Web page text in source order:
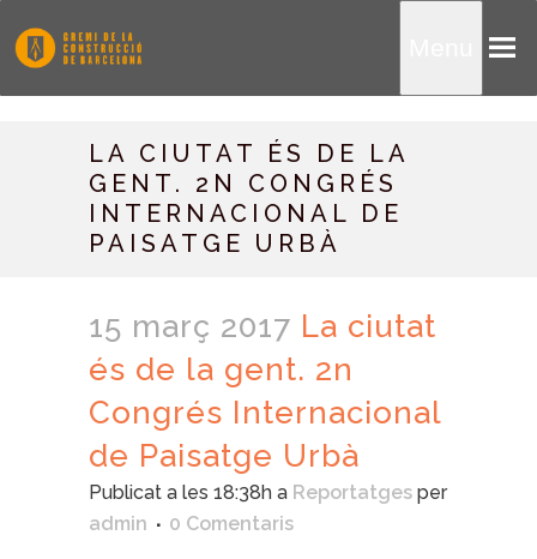
LA CIUTAT ÉS DE LA
GENT. 2N CONGRÉS
INTERNACIONAL DE
PAISATGE URBÀ
15 març 2017 La ciutat
és de la gent. 2n
Congrés Internacional
de Paisatge Urbà
Publicat a les 18:38h a Reportatges per
admin
0 Comentaris